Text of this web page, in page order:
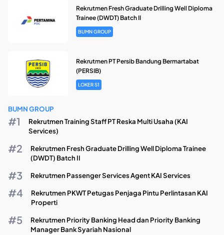
Rekrutmen Fresh Graduate Drilling Well Diploma
Trainee (DWDT) Batch II
BUMN GROUP
Rekrutmen PT Persib Bandung Bermartabat
(PERSIB)
LOKER S1
BUMN GROUP
Rekrutmen Training Staff PT Reska Multi Usaha (KAI
Services)
Rekrutmen Fresh Graduate Drilling Well Diploma Trainee
(DWDT) Batch II
Rekrutmen Passenger Services Agent KAI Services
Rekrutmen PKWT Petugas Penjaga Pintu Perlintasan KAI
Properti
Rekrutmen Priority Banking Head dan Priority Banking
Manager Bank Syariah Nasional